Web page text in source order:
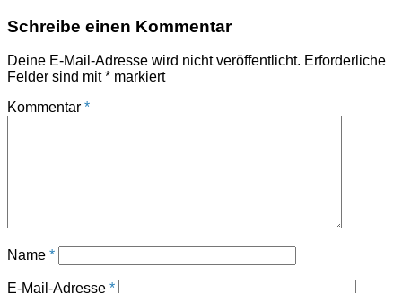
Schreibe einen Kommentar
Deine E-Mail-Adresse wird nicht veröffentlicht. Erforderliche
Felder sind mit* markiert
Kommentar *
Name *
E-Mail-Adresse *